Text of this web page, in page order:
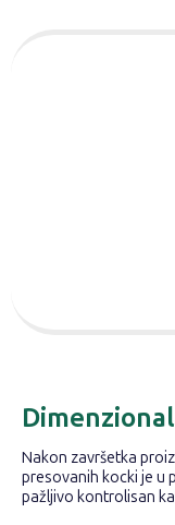
Nakon završetka
presovanih kocki je u
pažljivo kontrolisan